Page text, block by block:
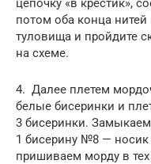
цепочку «в крестик»,
потом оба конца нитей
туловища и пройдите
на схеме.
4. Далее плетем
белые бисеринки и
3 бисеринки.
1 бисерину №8 — носик
пришиваем морду в